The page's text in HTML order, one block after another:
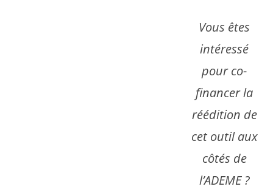
Vous êtes
intéressé
pour co-
financer la
réédition de
cet outil aux
côtés de
l’ADEME ?